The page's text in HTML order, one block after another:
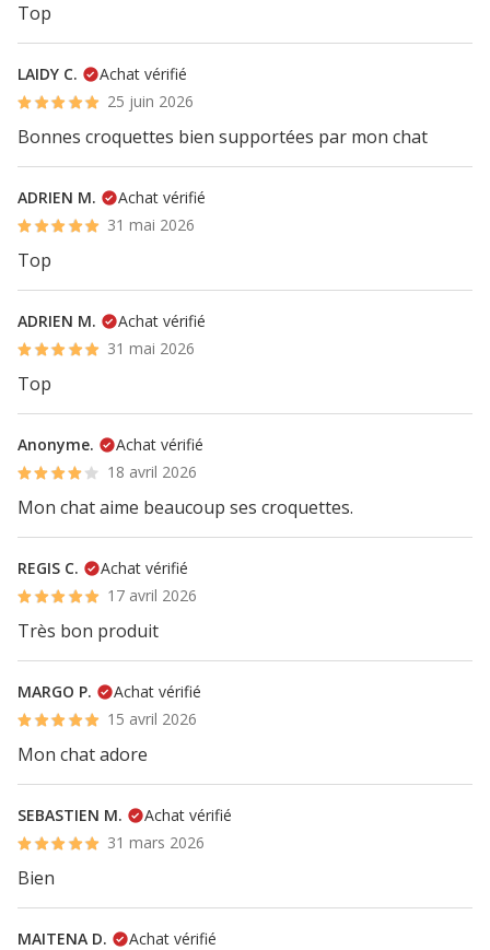
Top
LAIDY C.
Achat vérifié
25 juin 2026
Bonnes croquettes bien supportées par mon chat
ADRIEN M.
Achat vérifié
31 mai 2026
Top
ADRIEN M.
Achat vérifié
31 mai 2026
Top
Anonyme.
Achat vérifié
18 avril 2026
Mon chat aime beaucoup ses croquettes.
REGIS C.
Achat vérifié
17 avril 2026
Très bon produit
MARGO P.
Achat vérifié
15 avril 2026
Mon chat adore
SEBASTIEN M.
Achat vérifié
31 mars 2026
Bien
MAITENA D.
Achat vérifié